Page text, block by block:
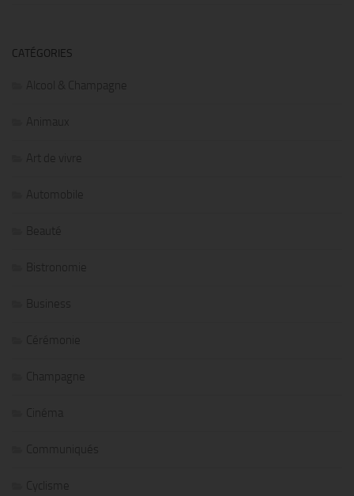
CATÉGORIES
Alcool & Champagne
Animaux
Art de vivre
Automobile
Beauté
Bistronomie
Business
Cérémonie
Champagne
Cinéma
Communiqués
Cyclisme